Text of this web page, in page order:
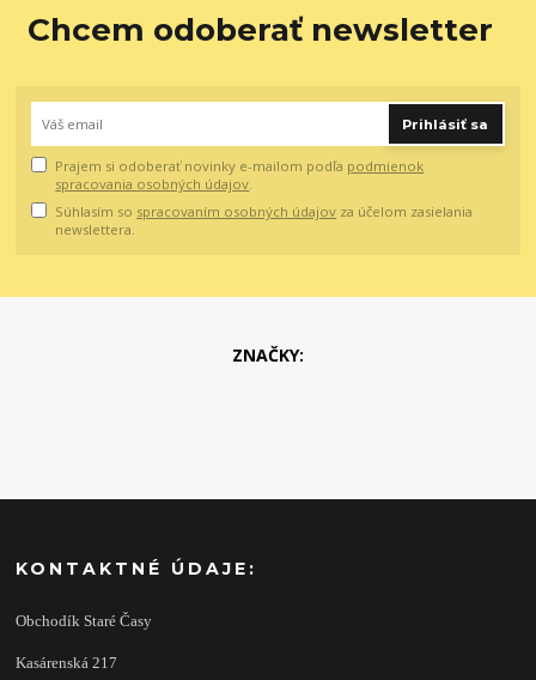
Chcem odoberať newsletter
Prihlásiť sa
Prajem si odoberať novinky e-mailom podľa podmienok
spracovania osobných údajov
Súhlasím so spracovaním osobných údajov za účelom zasielania
newslettera.
ZNAČKY:
KONTAKTNÉ ÚDAJE:
Obchodík Staré Časy
Kasárenská 217